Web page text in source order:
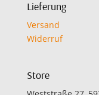
Lieferung
Versand
Widerruf
Store